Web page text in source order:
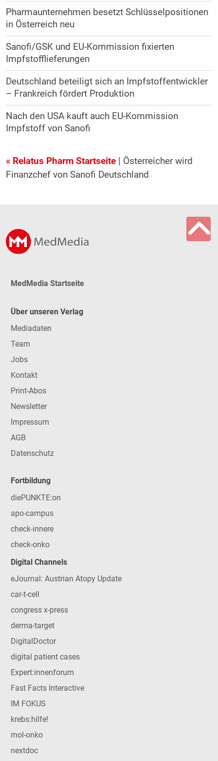
Pharmaunternehmen besetzt Schlüsselpositionen
in Österreich neu
Sanofi/GSK und EU-Kommission fixierten
Impfstofflieferungen
Deutschland beteiligt sich an Impfstoffentwickler
– Frankreich fördert Produktion
Nach den USA kauft auch EU-Kommission
Impfstoff von Sanofi
« Relatus Pharm Startseite| Österreicher wird
Finanzchef von Sanofi Deutschland
MedMedia Startseite
Über unseren Verlag
Mediadaten
Team
Jobs
Kontakt
Print-Abos
Newsletter
Impressum
AGB
Datenschutz
Fortbildung
diePUNKTE:on
apo-campus
check-innere
check-onko
Digital Channels
eJournal: Austrian Atopy Update
car-t-cell
congress x-press
derma-target
DigitalDoctor
digital patient cases
Expert:innenforum
Fast Facts Interactive
IM FOKUS
krebs:hilfe!
mol-onko
nextdoc